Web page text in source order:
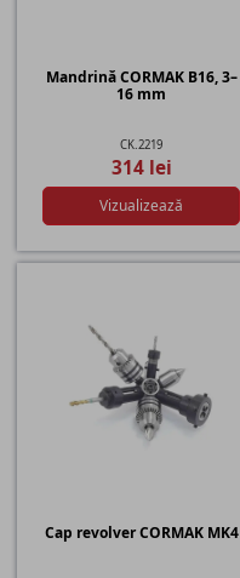
Mandrină CORMAK B16, 3–
16 mm
CK.2219
314 lei
Vizualizează
Cap revolver CORMAK MK4